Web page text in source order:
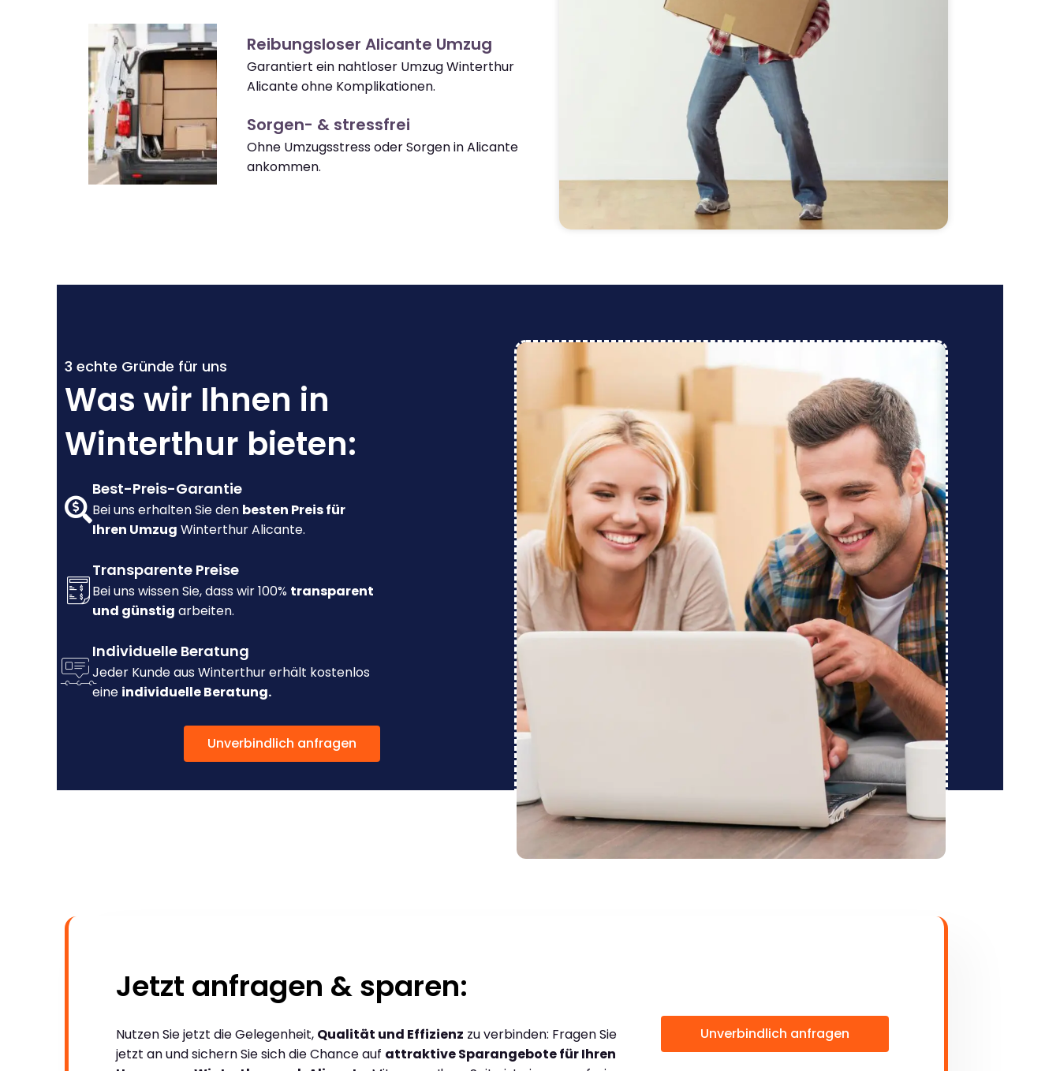
Reibungsloser Alicante Umzug
Garantiert ein nahtloser Umzug Winterthur
Alicante ohne Komplikationen.
Sorgen- & stressfrei
Ohne Umzugsstress oder Sorgen in Alicante
ankommen.
3 echte Gründe für uns
Was wir Ihnen in
Winterthur bieten:
Best-Preis-Garantie
Bei uns erhalten Sie den besten Preis für
Ihren Umzug Winterthur Alicante.
Transparente Preise
Bei uns wissen Sie, dass wir 100% transparent
und günstig arbeiten.
Individuelle Beratung
Jeder Kunde aus Winterthur erhält kostenlos
eine individuelle Beratung.
Unverbindlich anfragen
Jetzt anfragen & sparen:
Nutzen Sie jetzt die Gelegenheit, Qualität und Effizienz zu verbinden: Fragen Sie
jetzt an und sichern Sie sich die Chance auf attraktive Sparangebote für Ihren
Unverbindlich anfragen